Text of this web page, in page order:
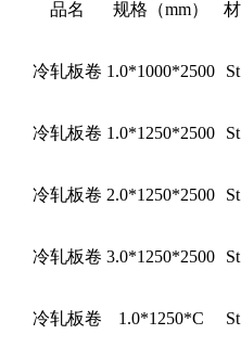
品名 规格（mm）
冷轧板卷 1.0*1000*2500
冷轧板卷 1.0*1250*2500
冷轧板卷 2.0*1250*2500
冷轧板卷 3.0*1250*2500
冷轧板卷 1.0*1250*C